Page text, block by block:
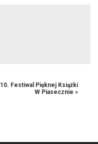
10. Festiwal Pięknej Książki
W Piasecznie »